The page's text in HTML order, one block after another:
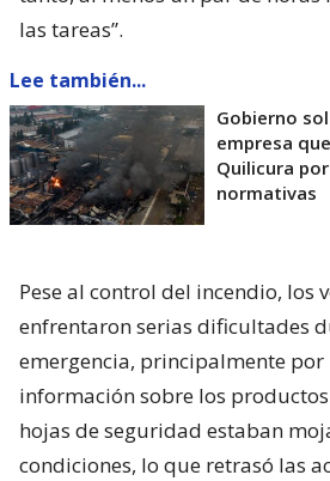
las tareas”.
Lee también...
Gobierno
empresa
Quilicura
normativas
Pese al control del incendio, los
enfrentaron serias dificultades
emergencia, principalmente
información sobre los
hojas de seguridad estaban
condiciones, lo que retrasó las